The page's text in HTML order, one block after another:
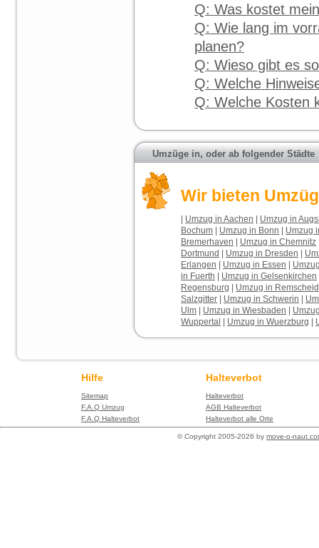
Q: Was kostet
Q: Wie lang im
planen?
Q: Wieso gibt es
Q: Welche
Q: Welche Kosten
Umzüge in, oder ab folgender Städte
Wir bieten
| Umzug in Aachen | Umzug in
Bochum | Umzug in Bonn | Umzug
Bremerhaven | Umzug in Chemnitz
Dortmund | Umzug in Dresden |
Erlangen | Umzug in Essen |
in Fuerth | Umzug in Gelsenkirchen
Regensburg | Umzug in Remscheid
Salzgitter | Umzug in Schwerin |
Ulm | Umzug in Wiesbaden |
Wuppertal | Umzug in Wuerzburg |
Hilfe
Sitemap
F.A.Q Umzug
F.A.Q Halteverbot
Halteverbot
Halteverbot
AGB Halteverbot
Halteverbot alle Orte
© Copyright 2005-2026 bymove-o-